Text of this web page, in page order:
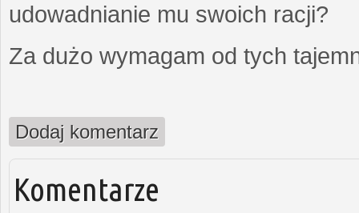
udowadnianie mu swoich racji?
Za dużo wymagam od tych
Dodaj komentarz
Komentarze